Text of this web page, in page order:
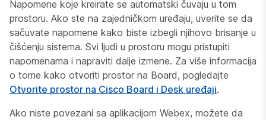
Napomene koje kreirate se automatski čuvaju u tom
prostoru. Ako ste na zajedničkom uređaju, uverite se da
sačuvate napomene kako biste izbegli njihovo brisanje u
čišćenju sistema. Svi ljudi u prostoru mogu pristupiti
napomenama i napraviti dalje izmene. Za više informacija
o tome kako otvoriti prostor na Board, pogledajte
Otvorite prostor na Cisco Board i Desk uređaji.
Ako niste povezani sa aplikacijom Webex, možete da